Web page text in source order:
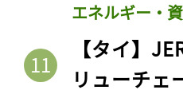
エネルギー・
【タイ】
リューチェ